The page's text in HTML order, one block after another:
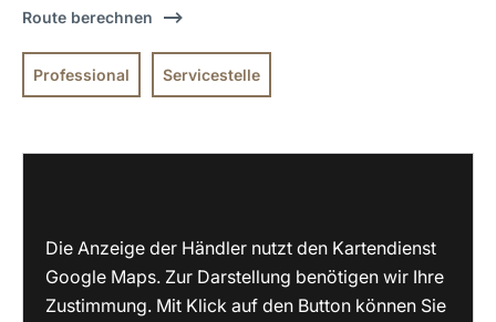
Route berechnen
Professional Servicestelle
Die Anzeige der Händler nutzt den Kartendienst
Google Maps. Zur Darstellung benötigen wir Ihre
Zustimmung. Mit Klick auf den Button können Sie